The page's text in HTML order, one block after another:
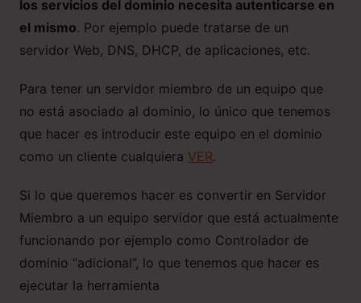
los servicios del dominio necesita autenticarse en
el mismo. Por ejemplo puede tratarse de un
servidor Web, DNS, DHCP, de aplicaciones, etc.
Para tener un servidor miembro de un equipo que
no está asociado al dominio, lo único que tenemos
que hacer es introducir este equipo en el dominio
como un cliente cualquiera VER.
Si lo que queremos hacer es convertir en Servidor
Miembro a un equipo servidor que está actualmente
funcionando por ejemplo como Controlador de
dominio “adicional”, lo que tenemos que hacer es
ejecutar la herramienta